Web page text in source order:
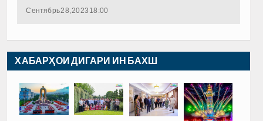
Сентябрь 28, 2023 18:00
ХАБАРҲОИ ДИГАРИ ИН БАХШ